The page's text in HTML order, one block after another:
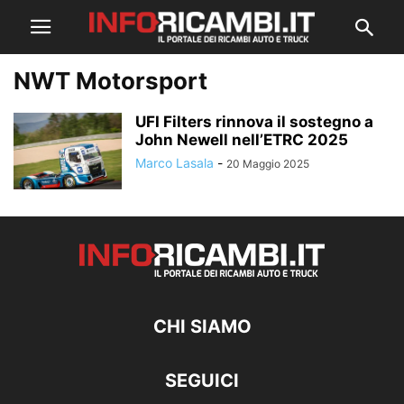
NWT Motorsport
UFI Filters rinnova il sostegno a
John Newell nell’ETRC 2025
Marco Lasala - 20 Maggio 2025
CHI SIAMO
SEGUICI